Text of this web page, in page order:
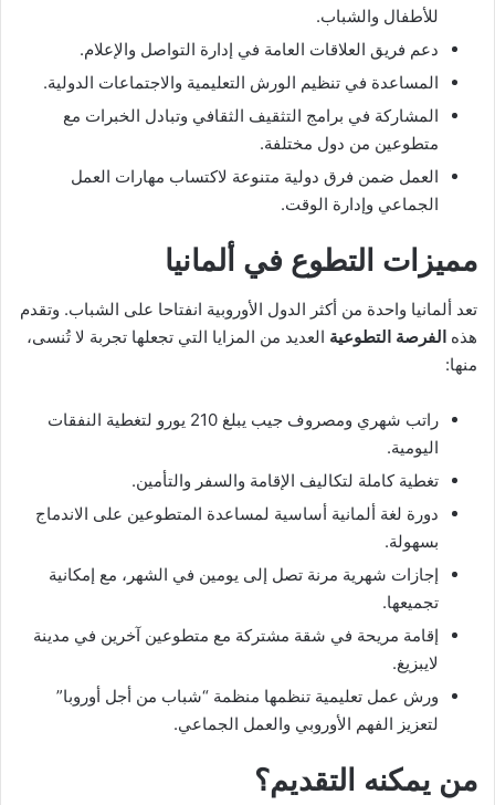
للأطفال والشباب.
دعم فريق العلاقات العامة في إدارة التواصل والإعلام.
المساعدة في تنظيم الورش التعليمية والاجتماعات الدولية.
المشاركة في برامج التثقيف الثقافي وتبادل الخبرات مع
متطوعين من دول مختلفة.
العمل ضمن فرق دولية متنوعة لاكتساب مهارات العمل
الجماعي وإدارة الوقت.
مميزات التطوع في ألمانيا
تعد ألمانيا واحدة من أكثر الدول الأوروبية انفتاحا على الشباب. وتقدم
هذه الفرصة التطوعية العديد من المزايا التي تجعلها تجربة لا تُنسى،
منها:
راتب شهري ومصروف جيب يبلغ 210 يورو لتغطية النفقات
اليومية.
تغطية كاملة لتكاليف الإقامة والسفر والتأمين.
دورة لغة ألمانية أساسية لمساعدة المتطوعين على الاندماج
بسهولة.
إجازات شهرية مرنة تصل إلى يومين في الشهر، مع إمكانية
تجميعها.
إقامة مريحة في شقة مشتركة مع متطوعين آخرين في مدينة
لايبزيغ.
ورش عمل تعليمية تنظمها منظمة “شباب من أجل أوروبا”
لتعزيز الفهم الأوروبي والعمل الجماعي.
من يمكنه التقديم؟